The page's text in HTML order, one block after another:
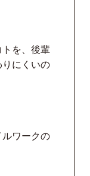
を、後輩
にくいの
ワークの